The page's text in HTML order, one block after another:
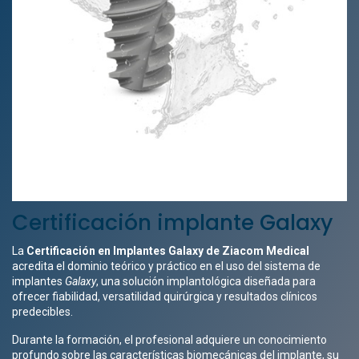
Certificación implante Galaxy
La Certificación en Implantes Galaxy de Ziacom Medical
acredita el dominio teórico y práctico en el uso del sistema de
implantes Galaxy, una solución implantológica diseñada para
ofrecer fiabilidad, versatilidad quirúrgica y resultados clínicos
predecibles.
Durante la formación, el profesional adquiere un conocimiento
profundo sobre las características biomecánicas del implante, su